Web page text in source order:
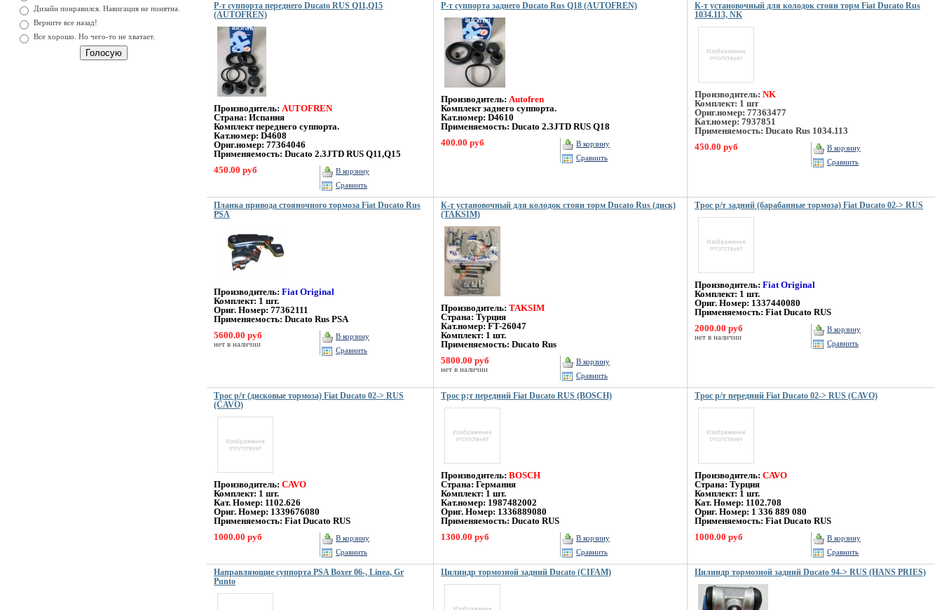
Дизайн понравился. Навигация не понятна.
Верните все назад!
Все хорошо. Но чего-то не хватает.
Р-т суппорта переднего Ducato RUS Q11,Q15
(AUTOFREN)
Производитель: AUTOFREN
Страна: Испания
Комплект переднего суппорта.
Кат.номер: D4608
Ориг.номер: 77364046
Применяемость: Ducato 2.3JTD RUS Q11,Q15
450.00 руб
В корзину
Сравнить
Р-т суппорта заднего Ducato Rus Q18 (AUTOFREN)
Производитель: Autofren
Комплект заднего суппорта.
Кат.номер: D4610
Применяемость: Ducato 2.3JTD RUS Q18
400.00 руб
В корзину
Сравнить
К-т установочный для колодок стоян торм Fiat Ducato Rus
1034.113, NK
Производитель: NK
Комплект: 1 шт
Ориг.номер: 77363477
Кат.номер: 7937851
Применяемость: Ducato Rus 1034.113
450.00 руб
В корзину
Сравнить
Планка привода стояночного тормоза Fiat Ducato Rus
PSA
Производитель: Fiat Original
Комплект: 1 шт.
Ориг. Номер: 77362111
Применяемость: Ducato Rus PSA
5600.00 руб
нет в наличии
В корзину
Сравнить
К-т установочный для колодок стоян торм Ducato Rus (диск)
(TAKSIM)
Производитель: TAKSIM
Страна: Турция
Кат.номер: FT-26047
Комплект: 1 шт.
Применяемость: Ducato Rus
5800.00 руб
нет в наличии
В корзину
Сравнить
Трос р/т задний (барабанные тормоза) Fiat Ducato 02-> RUS
Производитель: Fiat Original
Комплект: 1 шт.
Ориг. Номер: 1337440080
Применяемость: Fiat Ducato RUS
2000.00 руб
нет в наличии
В корзину
Сравнить
Трос р/т (дисковые тормоза) Fiat Ducato 02-> RUS
(CAVO)
Производитель: CAVO
Комплект: 1 шт.
Кат. Номер: 1102.626
Ориг. Номер: 1339676080
Применяемость: Fiat Ducato RUS
1000.00 руб
В корзину
Сравнить
Трос р;т передний Fiat Ducato RUS (BOSCH)
Производитель: BOSCH
Страна: Германия
Комплект: 1 шт.
Кат.номер: 1987482002
Ориг. Номер: 1336889080
Применяемость: Ducato RUS
1300.00 руб
В корзину
Сравнить
Трос р/т передний Fiat Ducato 02-> RUS (CAVO)
Производитель: CAVO
Страна: Турция
Комплект: 1 шт.
Кат. Номер: 1102.708
Ориг. Номер: 1 336 889 080
Применяемость: Fiat Ducato RUS
1000.00 руб
В корзину
Сравнить
Направляющие суппорта PSA Boxer 06-, Linea, Gr
Punto
Цилиндр тормозной задний Ducato (CIFAM) Цилиндр тормозной задний Ducato 94-> RUS (HANS PRIES)